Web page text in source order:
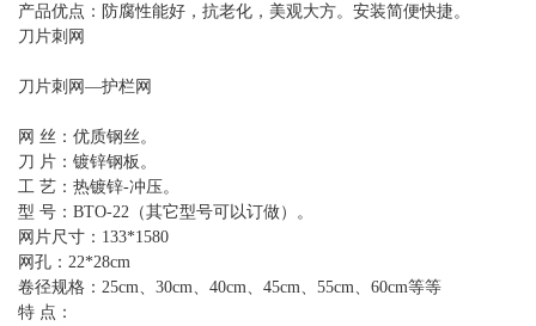
产品优点：防腐性能好，抗老化，美观大方。安装简便快捷。
刀片刺网
刀片刺网—护栏网
网 丝：优质钢丝。
刀 片：镀锌钢板。
工 艺：热镀锌-冲压。
型 号：BTO-22（其它型号可以订做）。
网片尺寸：133*1580
网孔：22*28cm
卷径规格：25cm、30cm、40cm、45cm、55cm、60cm等等
特 点：